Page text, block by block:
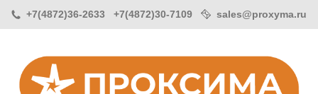
+7(4872)36-2633 +7(4872)30-7109 sales@proxyma.ru